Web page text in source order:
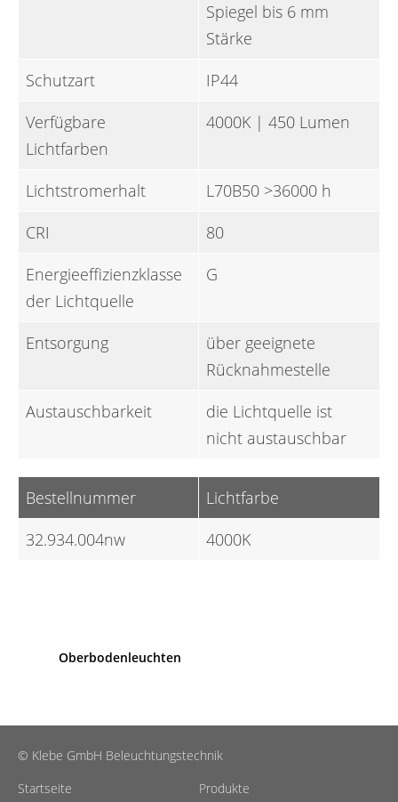
Spiegel bis 6 mm
Stärke
Schutzart
IP44
Verfügbare
Lichtfarben
4000K | 450 Lumen
Lichtstromerhalt
L70B50 >36000 h
CRI
80
Energieeffizienzklasse
der Lichtquelle
G
Entsorgung
über geeignete
Rücknahmestelle
Austauschbarkeit
die Lichtquelle ist
nicht austauschbar
Bestellnummer
Lichtfarbe
32.934.004nw
4000K
Oberbodenleuchten
© Klebe GmbH Beleuchtungstechnik
Startseite
Produkte